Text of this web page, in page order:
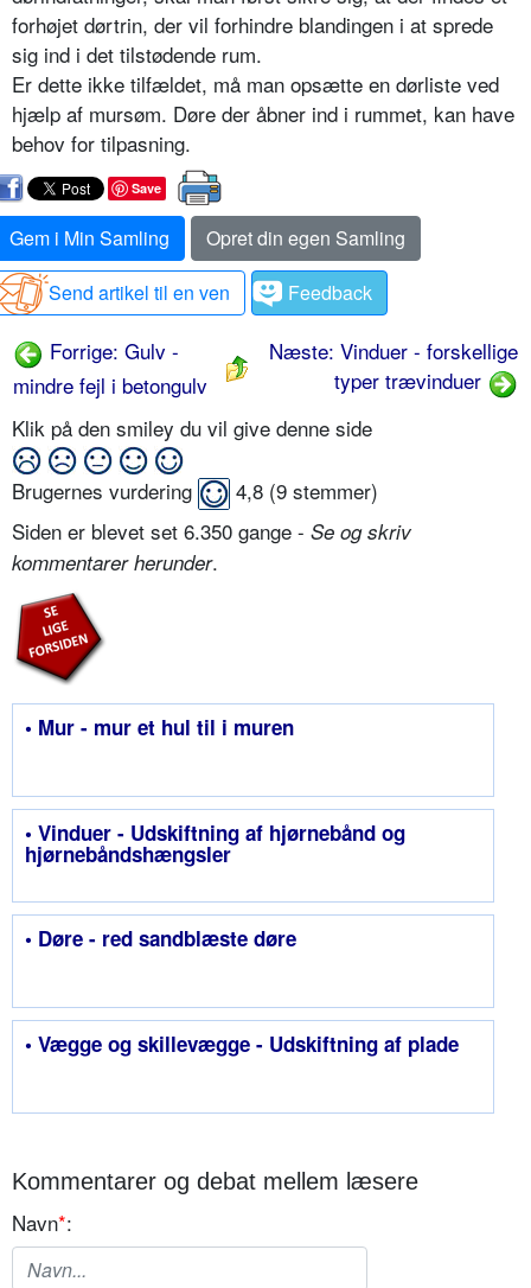
forhøjet dørtrin, der vil forhindre blandingen i at sprede
sig ind i det tilstødende rum.
Er dette ikke tilfældet, må man opsætte en dørliste ved
hjælp af mursøm. Døre der åbner ind i rummet, kan have
behov for tilpasning.
Save
Gem i Min Samling
Opret din egen Samling
Send artikel til en ven
Feedback
Forrige: Gulv -
mindre fejl i betongulv
Næste: Vinduer - forskellige
typer trævinduer
Klik på den smiley du vil give denne side
Brugernes vurdering 4,8 (9 stemmer)
Siden er blevet set 6.350 gange - Se og skriv
kommentarer herunder.
• Mur - mur et hul til i muren
• Vinduer - Udskiftning af hjørnebånd og
hjørnebåndshængsler
• Døre - red sandblæste døre
• Vægge og skillevægge - Udskiftning af plade
Kommentarer og debat mellem læsere
Navn*: